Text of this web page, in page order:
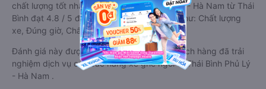
chất lượng tốt nhất là xe Phiệt Học đi Phủ Lý - Hà Nam từ Thái
Bình đạt 4.8 / 5 điểm dựa trên các tiêu chí như: Chất lượng
xe, Đúng giờ, Chất lượng phục vụ.
Đánh giá này được viết trực tiếp bởi các khách hàng đã trải
nghiệm dịch vụ của các hãng xe ghế ngồi đi Thái Bình Phủ Lý
- Hà Nam .